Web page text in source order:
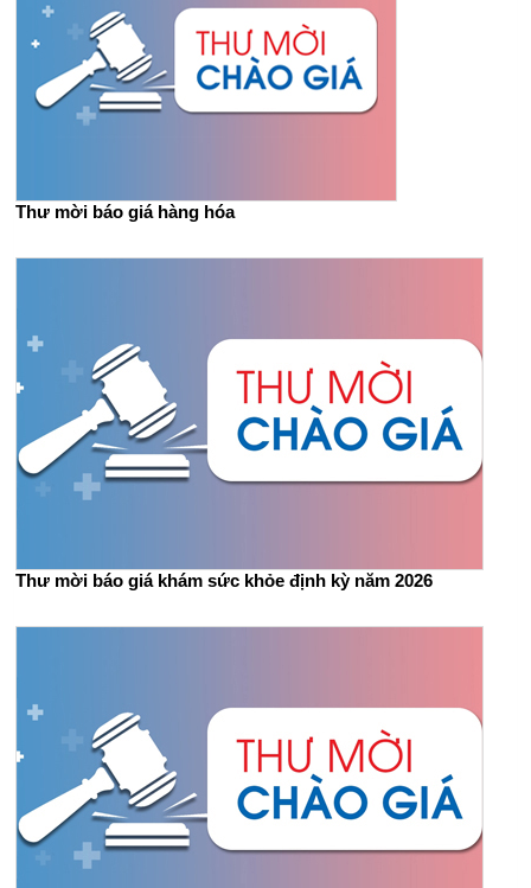
Thư mời báo giá hàng hóa
Thư mời báo giá khám sức khỏe định kỳ năm 2026